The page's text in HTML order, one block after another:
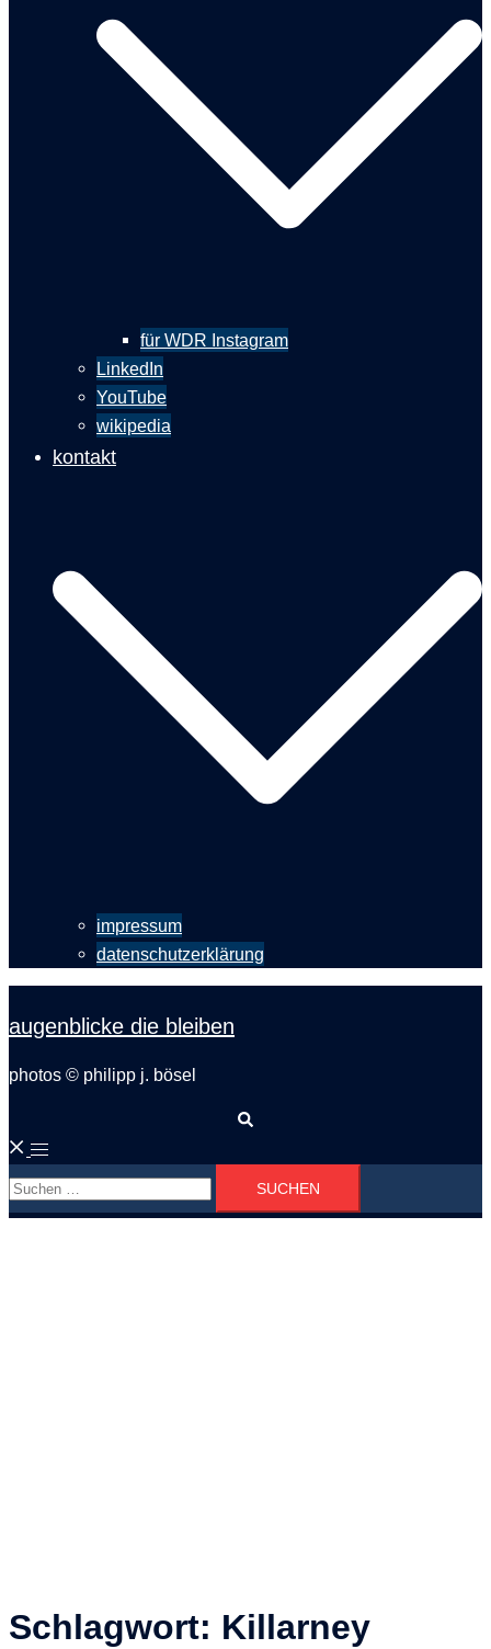
für WDR Instagram
LinkedIn
YouTube
wikipedia
kontakt
impressum
datenschutzerklärung
augenblicke die bleiben
photos © philipp j. bösel
Menü
umschalten
Suchen
nach:
Schlagwort: Killarney